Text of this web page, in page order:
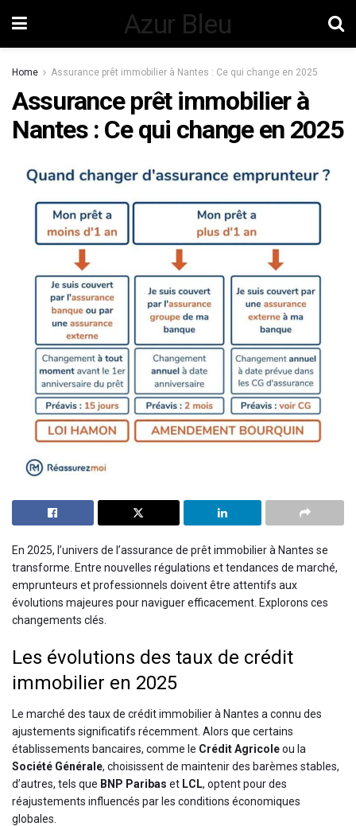
Azur Bleu
Home Assurance prêt immobilier à Nantes : Ce qui change en 2025
Assurance prêt immobilier à
Nantes : Ce qui change en 2025
En 2025, l’univers de l’assurance de prêt immobilier à Nantes se
transforme. Entre nouvelles régulations et tendances de marché,
emprunteurs et professionnels doivent être attentifs aux
évolutions majeures pour naviguer efficacement. Explorons ces
changements clés.
Les évolutions des taux de crédit
immobilier en 2025
Le marché des taux de crédit immobilier à Nantes a connu des
ajustements significatifs récemment. Alors que certains
établissements bancaires, comme le Crédit Agricoleou la
Société Générale, choisissent de maintenir des barèmes stables,
d’autres, tels que BNP Paribas et LCL, optent pour des
réajustements influencés par les conditions économiques
globales.